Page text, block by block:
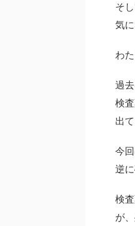
そ
気
わ
過
検
出
今
逆
検
が